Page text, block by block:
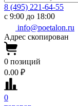
8 (495) 221-64-55
с 9:00 до 18:00
info@poetalon.ru
Адрес скопирован
0 позиций
0.00 ₽
0